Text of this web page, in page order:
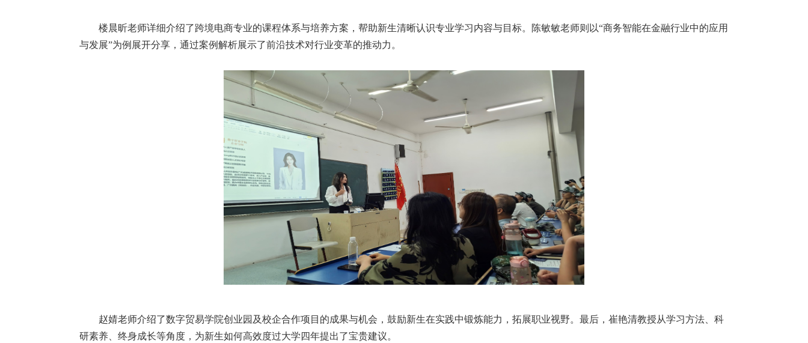
楼晨昕老师详细介绍了跨境电商专业的课程体系与培养方案，帮助新生清晰认识专业学习内容与目标。陈敏敏老师则以“商务智能在金融行业中的应用
与发展”为例展开分享，通过案例解析展示了前沿技术对行业变革的推动力。
赵婧老师介绍了数字贸易学院创业园及校企合作项目的成果与机会，鼓励新生在实践中锻炼能力，拓展职业视野。最后，崔艳清教授从学习方法、科
研素养、终身成长等角度，为新生如何高效度过大学四年提出了宝贵建议。